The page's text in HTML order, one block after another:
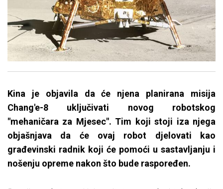
Kina je objavila da će njena planirana misija
Chang'e-8 uključivati ​​novog robotskog
"mehaničara za Mjesec". Tim koji stoji iza njega
objašnjava da će ovaj robot djelovati kao
građevinski radnik koji će pomoći u sastavljanju i
nošenju opreme nakon što bude raspoređen.